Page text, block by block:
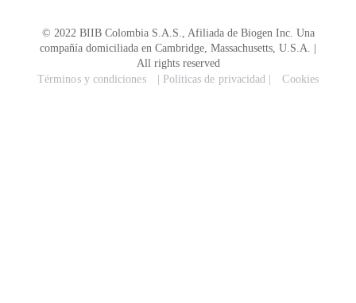
© 2022 BIIB Colombia S.A.S., Afiliada de Biogen Inc. Una
compañía domiciliada en Cambridge, Massachusetts, U.S.A. |
All rights reserved
Términos y condiciones
| Políticas de privacidad | Cookies